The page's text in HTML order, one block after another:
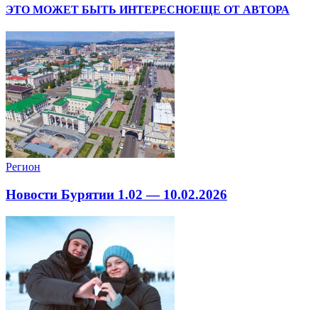
ЭТО МОЖЕТ БЫТЬ ИНТЕРЕСНОЕЩЕ ОТ АВТОРА
Регион
Новости Бурятии 1.02 — 10.02.2026